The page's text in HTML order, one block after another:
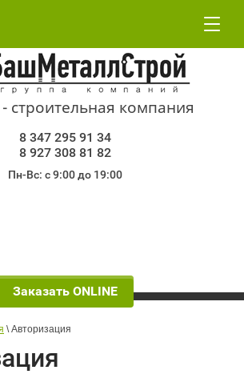
строительная компания
8 347 295 91 34
8 927 308 81 82
Пн-Вс: с 9:00 до 19:00
Заказать ONLINE
\ Авторизация